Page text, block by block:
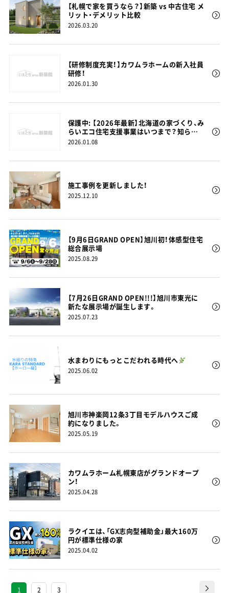
【札幌で家を買うなら？】新築 vs 中古住宅 メ
リット・デメリット比較
2026.03.20
【研修制度充実！】カワムラホームの新入社員
研修！
2026.01.30
保護中: 【2026年最新】北海道の家づくり、み
らいエコ住宅支援事業はいつまで？知らな
いと損する「賢い申請スケジュール」
2026.01.08
施工事例を更新しました！
2025.12.10
【9月6日GRAND OPEN】旭川初！体感型住宅
総合展示場
2025.08.29
【7月26日GRAND OPEN!!!】旭川市東光に
新たな展示場が誕生します。
2025.07.23
水まわりにもっとこだわれる時代へ
2025.06.02
旭川市神楽岡12条3丁目モデルハウスご成
約になりました。
2025.05.19
カワムラホーム札幌東店がグランドオープ
ン！
2025.04.28
ラクイエは、「GX志向型補助金」最大160万
円が標準仕様の家
2025.04.02
1 2 3